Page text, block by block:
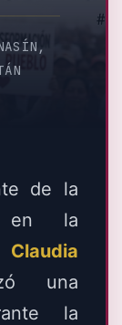
de la
en la
Claudia
una
la